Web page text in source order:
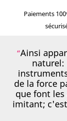
Paiements
Ainsi
naturel:
de la force
que font
imitant;